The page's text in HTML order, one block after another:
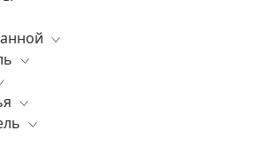
стеллажи
белье
тумбы
и банкетки